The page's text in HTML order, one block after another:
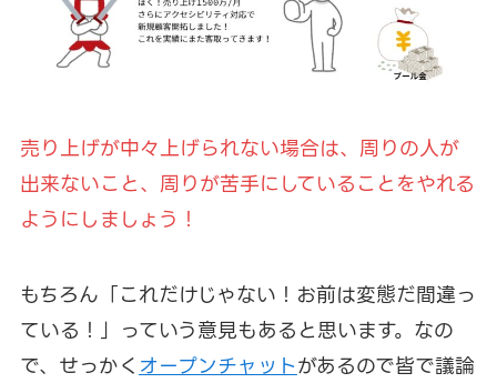
売り上げが中々上げられない場合は、周りの人が
出来ないこと、周りが苦手にしていることをやれる
ようにしましょう！
もちろん「これだけじゃない！お前は変態だ間違っ
ている！」っていう意見もあると思います。なの
で、せっかく オープンチャットがあるので皆で議論